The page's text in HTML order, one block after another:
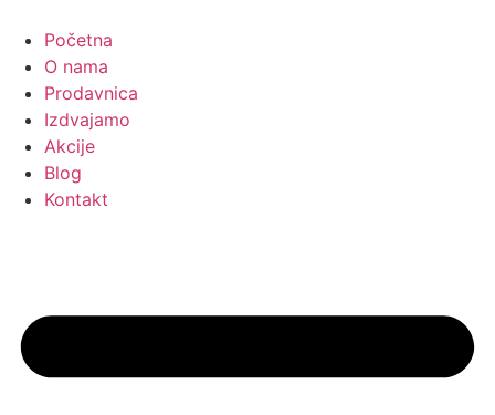
sadržaj
Početna
O nama
Prodavnica
Izdvajamo
Akcije
Blog
Kontakt